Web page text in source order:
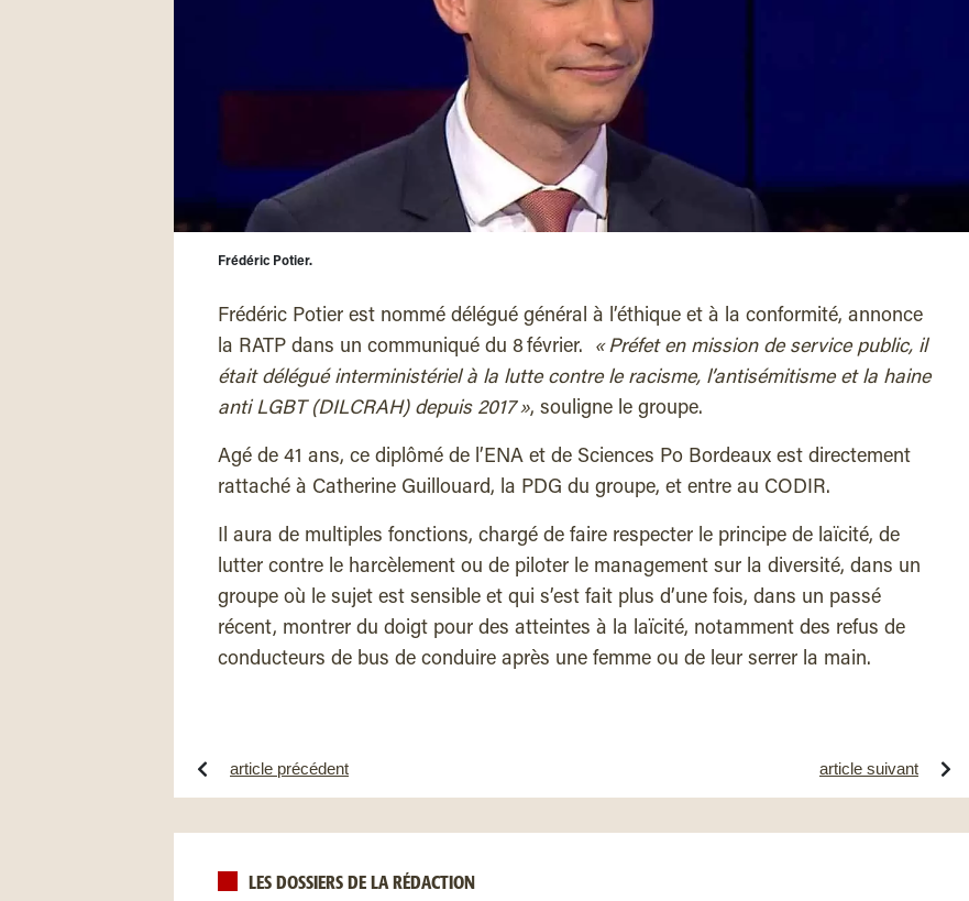
Frédéric Potier.
Frédéric Potier est nommé délégué général à l’éthique et à la conformité, annonce
la RATP dans un communiqué du 8 février.
« Préfet en mission de service public, il
était délégué interministériel à la lutte contre le racisme, l’antisémitisme et la haine
anti LGBT (DILCRAH) depuis 2017 », souligne le groupe.
Agé de 41 ans, ce diplômé de l’ENA et de Sciences Po Bordeaux est directement
rattaché à Catherine Guillouard, la PDG du groupe, et entre au CODIR.
Il aura de multiples fonctions, chargé de faire respecter le principe de laïcité, de
lutter contre le harcèlement ou de piloter le management sur la diversité, dans un
groupe où le sujet est sensible et qui s’est fait plus d’une fois, dans un passé
récent, montrer du doigt pour des atteintes à la laïcité, notamment des refus de
conducteurs de bus de conduire après une femme ou de leur serrer la main.
article précédent article suivant
LES DOSSIERS DE LA RÉDACTION